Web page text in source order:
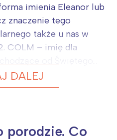
imienia Eleanor lub
znaczenie tego
także u nas w
COLM – imię dla
DALEJ
porodzie. Co